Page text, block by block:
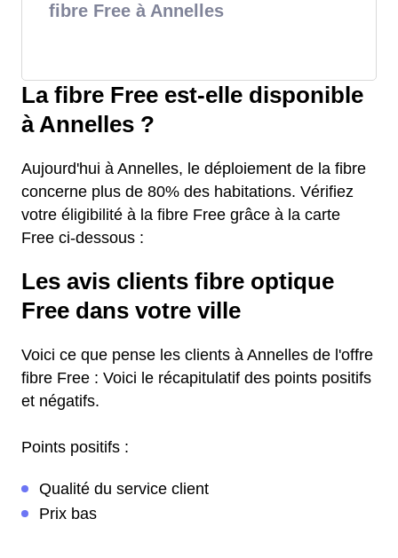
fibre Free à Annelles
La fibre Free est-elle disponible
à Annelles ?
Aujourd'hui à Annelles, le déploiement de la fibre
concerne plus de 80% des habitations. Vérifiez
votre éligibilité à la fibre Free grâce à la carte
Free ci-dessous :
Les avis clients fibre optique
Free dans votre ville
Voici ce que pense les clients à Annelles de l'offre
fibre Free : Voici le récapitulatif des points positifs
et négatifs.
Points positifs :
Qualité du service client
Prix bas